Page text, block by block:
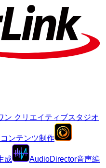
ン クリエイティブスタジオ
ンテンツ制作
成 AudioDirector音声編